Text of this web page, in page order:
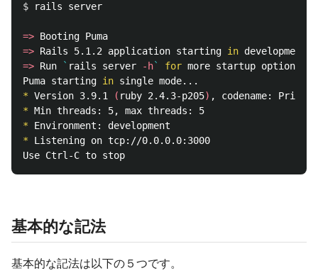
$ rails server
=>
=> Rails 5.1.2 application starting in
=> Run ` rails server -h` for more startup options
Puma starting in
* Version 3.9.1 ( ruby 2.4.3-p205)
*
*
* Listening on tcp://0.0.0.0:3000
基本的な記法
基本的な記法は以下の５つです。